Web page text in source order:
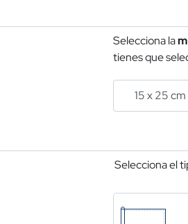
Selecciona la
tienes que
Selecciona el